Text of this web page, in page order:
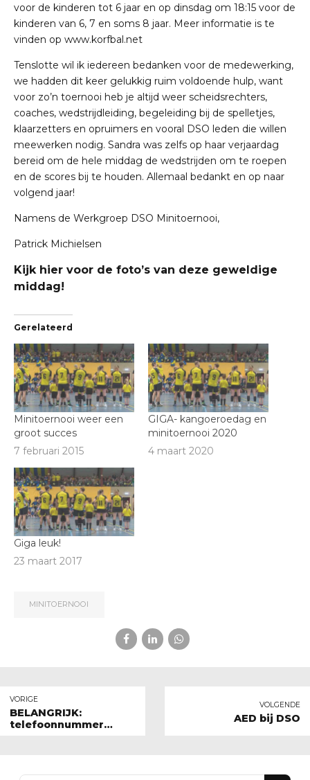
voor de kinderen tot 6 jaar en op dinsdag om 18:15 voor de
kinderen van 6, 7 en soms 8 jaar. Meer informatie is te
vinden op www.korfbal.net
Tenslotte wil ik iedereen bedanken voor de medewerking,
we hadden dit keer gelukkig ruim voldoende hulp, want
voor zo’n toernooi heb je altijd weer scheidsrechters,
coaches, wedstrijdleiding, begeleiding bij de spelletjes,
klaarzetters en opruimers en vooral DSO leden die willen
meewerken nodig. Sandra was zelfs op haar verjaardag
bereid om de hele middag de wedstrijden om te roepen
en de scores bij te houden. Allemaal bedankt en op naar
volgend jaar!
Namens de Werkgroep DSO Minitoernooi,
Patrick Michielsen
Kijk hier voor de foto’s van deze geweldige
middag!
Gerelateerd
Minitoernooi weer een
groot succes
7 februari 2015
GIGA- kangoeroedag en
minitoernooi 2020
4 maart 2020
Giga leuk!
23 maart 2017
MINITOERNOOI
VORIGE
BELANGRIJK:
telefoonnummer
VOLGENDE
AED bij DSO